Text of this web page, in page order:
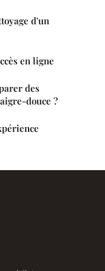
d'un
en ligne
des
douce ?